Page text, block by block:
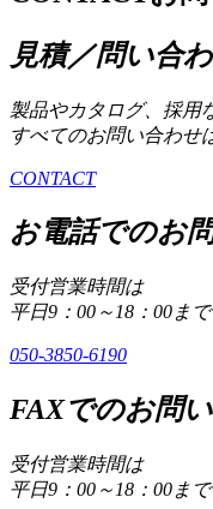
見積／問い合
製品やカタログ、採用
すべてのお問い合わせ
CONTACT
お電話でのお
受付営業時間は
平日9：00～18：00まで
050-3850-6190
FAXでのお問
受付営業時間は
平日9：00～18：00まで